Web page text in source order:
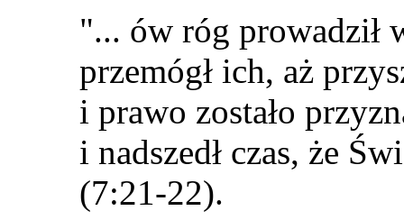
"... ów róg prowadził
przemógł ich, aż
i prawo zostało
i nadszedł czas, że
(7:21-22).